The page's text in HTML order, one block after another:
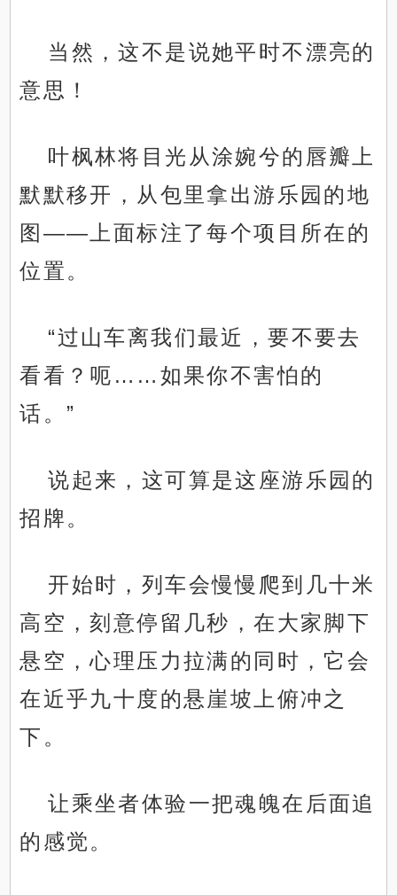
当然，这不是说她平时不漂亮的
意思！
叶枫林将目光从涂婉兮的唇瓣上
默默移开，从包里拿出游乐园的地
图——上面标注了每个项目所在的
位置。
“过山车离我们最近，要不要去
看看？呃……如果你不害怕的
话。”
说起来，这可算是这座游乐园的
招牌。
开始时，列车会慢慢爬到几十米
高空，刻意停留几秒，在大家脚下
悬空，心理压力拉满的同时，它会
在近乎九十度的悬崖坡上俯冲之
下。
让乘坐者体验一把魂魄在后面追
的感觉。